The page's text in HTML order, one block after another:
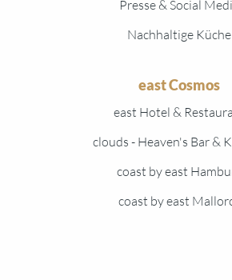
Presse & Social
Nachhaltige Küche
east Cosmos
east Hotel &
clouds - Heaven's Bar &
coast by east
coast by east